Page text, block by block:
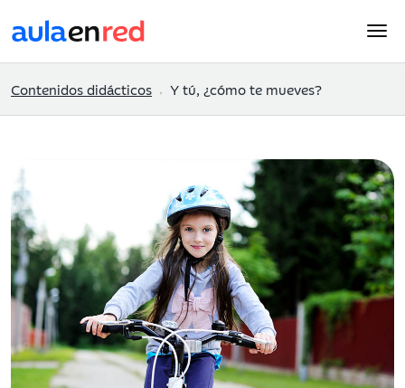
Contenidos didácticos Y tú, ¿cómo te mueves?